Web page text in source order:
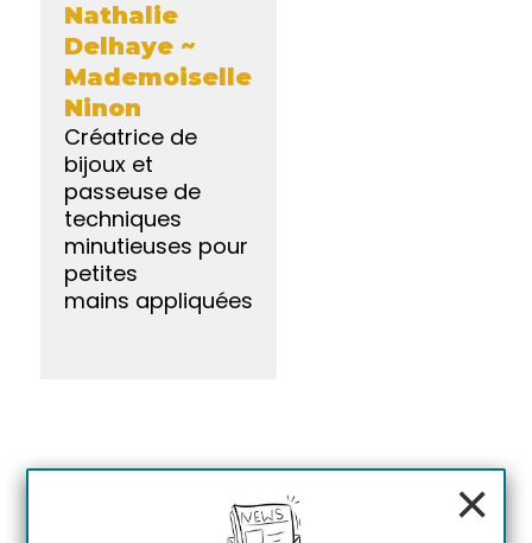
Nathalie
Delhaye ~
Mademoiselle
Ninon
Créatrice de
bijoux et
passeuse de
techniques
minutieuses pour
petites
mains appliquées
×